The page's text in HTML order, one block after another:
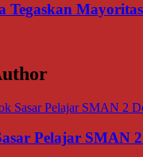
Tegaskan
Pelajar SMAN